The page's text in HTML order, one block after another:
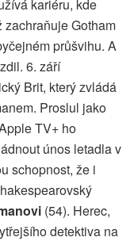
kariéru, kde
zachraňuje Gotham
průšvihu. A
6. září
Brit, který zvládá
Proslul jako
TV+ ho
únos letadla v
schopnost, že i
(54). Herec,
detektiva na